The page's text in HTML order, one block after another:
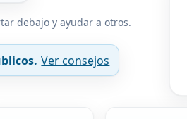
debajo y ayudar a otros.
Ver consejos